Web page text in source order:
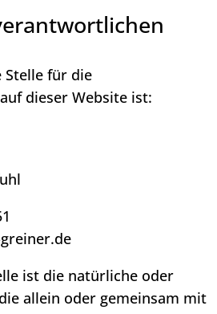
für die
dieser Website ist:
ist die natürliche oder
allein oder gemeinsam mit